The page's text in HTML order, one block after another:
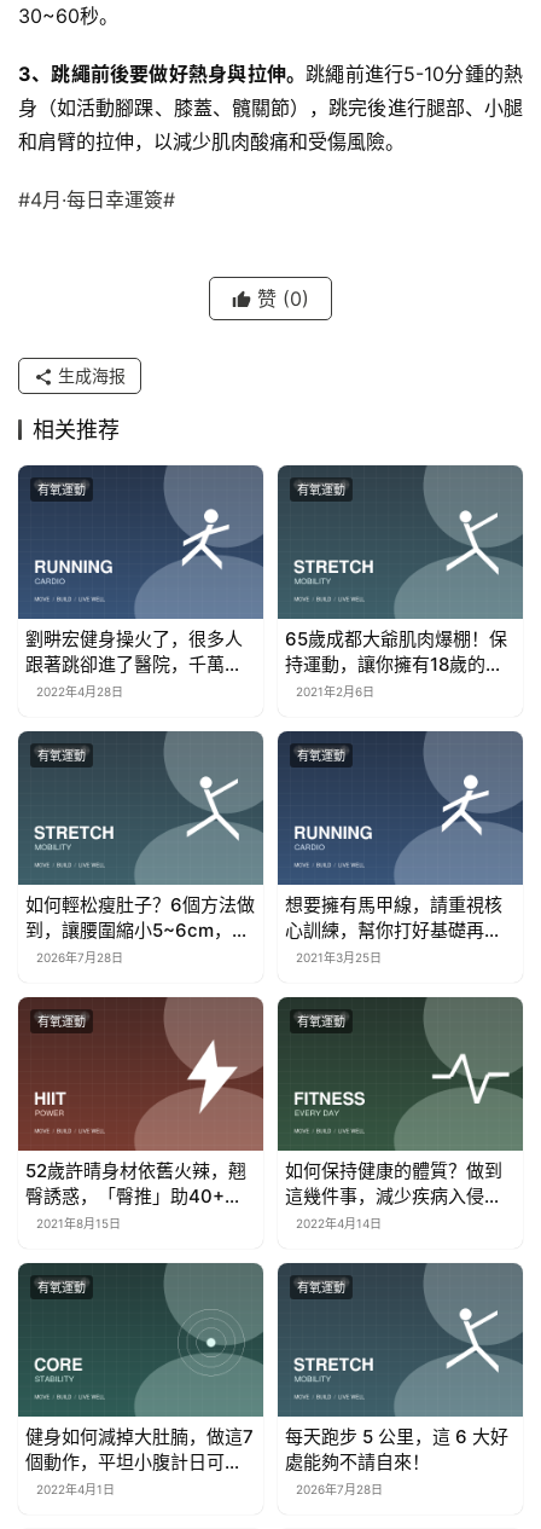
30~60秒。
3、跳繩前後要做好熱身與拉伸。跳繩前進行5-10分鍾的熱
身（如活動腳踝、膝蓋、 髖關節），跳完後進行腿部、小腿
和肩臂的拉伸，以減少肌肉酸痛和受傷風險。
#4月·每日幸運簽#
赞 (0)
生成海报
相关推荐
有氧運動
劉畊宏健身操火了，很多人
跟著跳卻進了醫院，千萬別
盲目跟風啊
2022年4月28日
有氧運動
65歲成都大爺肌肉爆棚！保
持運動，讓你擁有18歲的老
年生活
2021年2月6日
有氧運動
如何輕松瘦肚子？6個方法做
到，讓腰圍縮小5~6cm，小
腹恢復平坦！
2026年7月28日
有氧運動
想要擁有馬甲線，請重視核
心訓練，幫你打好基礎再練
腹（附動作）
2021年3月25日
有氧運動
52歲許晴身材依舊火辣，翹
臀誘惑，「臀推」助40+女
性練同款
2021年8月15日
有氧運動
如何保持健康的體質？做到
這幾件事，減少疾病入侵，
保持年輕狀態
2022年4月14日
有氧運動
健身如何減掉大肚腩，做這7
個動作，平坦小腹計日可
待！
2022年4月1日
有氧運動
每天跑步 5 公里，這 6 大好
處能夠不請自來！
2026年7月28日